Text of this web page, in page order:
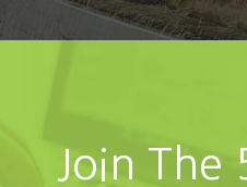
Join The